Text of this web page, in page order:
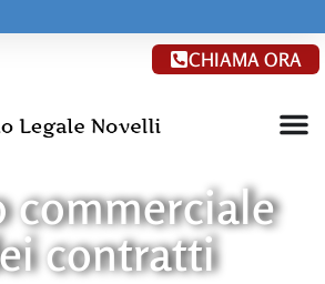
CHIAMA ORA
commerciale
contratti